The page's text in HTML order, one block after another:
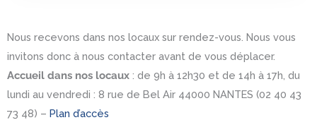
Nous recevons dans nos locaux sur rendez-vous. Nous vous
invitons donc à nous contacter avant de vous déplacer.
Accueil dans nos locaux : de 9h à 12h30 et de 14h à 17h, du
lundi au vendredi : 8 rue de Bel Air 44000 NANTES (02 40 43
73 48) – Plan d’accès